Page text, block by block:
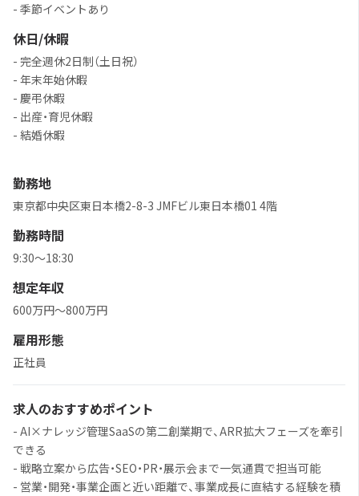
- 季節イベントあり
休日/休暇
- 完全週休2日制（土日祝）
- 年末年始休暇
- 慶弔休暇
- 出産・育児休暇
- 結婚休暇
勤務地
東京都中央区東日本橋2-8-3 JMFビル東日本橋01 4階
勤務時間
9:30〜18:30
想定年収
600万円〜800万円
雇用形態
正社員
求人のおすすめポイント
- AI×ナレッジ管理SaaSの第二創業期で、ARR拡大フェーズを牽引
できる
- 戦略立案から広告・SEO・PR・展示会まで一気通貫で担当可能
- 営業・開発・事業企画と近い距離で、事業成長に直結する経験を積